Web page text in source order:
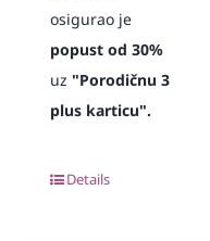
osigurao je
popust od 30%
uz "Porodičnu 3
plus karticu".
Details